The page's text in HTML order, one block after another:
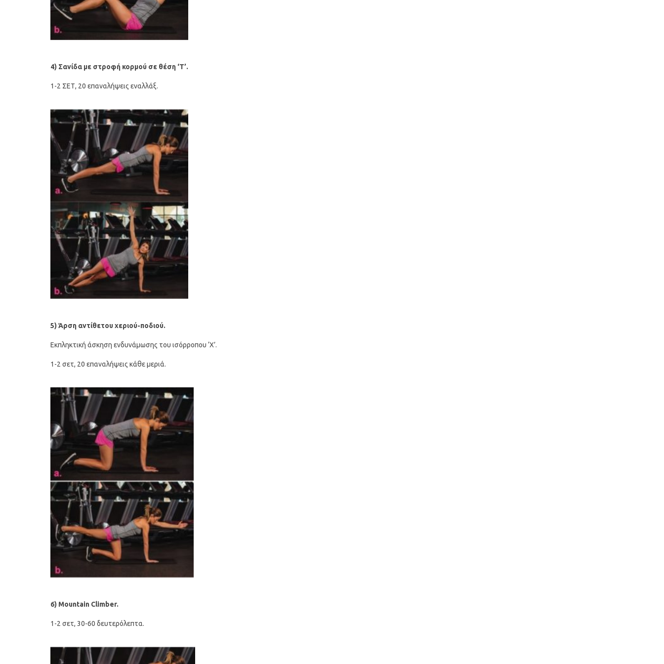
4) Σανίδα με στροφή κορμού σε θέση ‘Τ’.
1-2 ΣΕΤ, 20 επαναλήψεις εναλλάξ.
5) Άρση αντίθετου χεριού-ποδιού.
Εκπληκτική άσκηση ενδυνάμωσης του ισόρροπου ‘Χ’.
1-2 σετ, 20 επαναλήψεις κάθε μεριά.
6) Mountain Climber.
1-2 σετ, 30-60 δευτερόλεπτα.